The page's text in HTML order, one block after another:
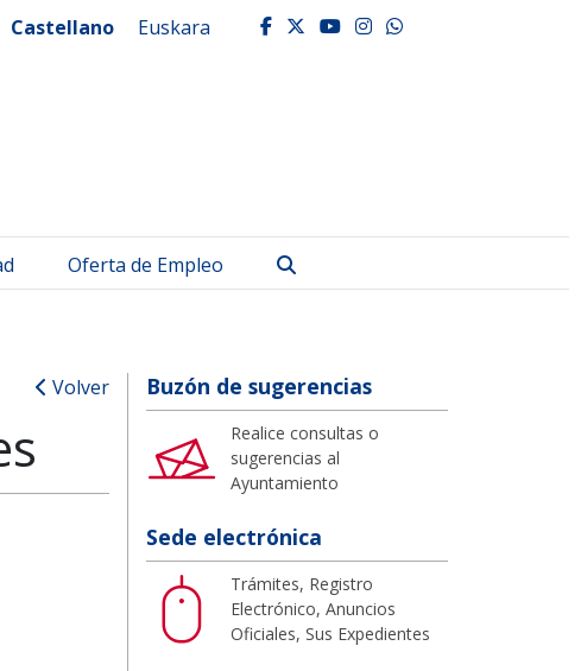
Castellano Euskara facebook
twitter
youtube
instagram
whatsapp
Oferta de Empleo
Volver Buzón de sugerencias
Realice consultas o
sugerencias al
Ayuntamiento
Sede electrónica
Trámites, Registro
Electrónico, Anuncios
Oficiales, Sus Expedientes